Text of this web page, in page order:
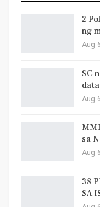
2
ng
Aug
SC
Aug
sa
Aug
38
SA